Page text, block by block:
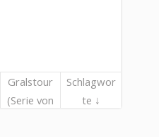
Gralstour
(Serie von
Schlagwor
te ↓